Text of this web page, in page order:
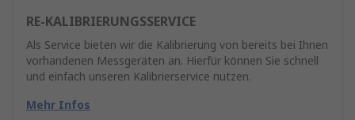
RE-KALIBRIERUNGSSERVICE
Als Service bieten wir die Kalibrierung von bereits bei Ihnen
vorhandenen Messgeräten an. Hierfür können Sie schnell
und einfach unseren Kalibrierservice nutzen.
Mehr Infos